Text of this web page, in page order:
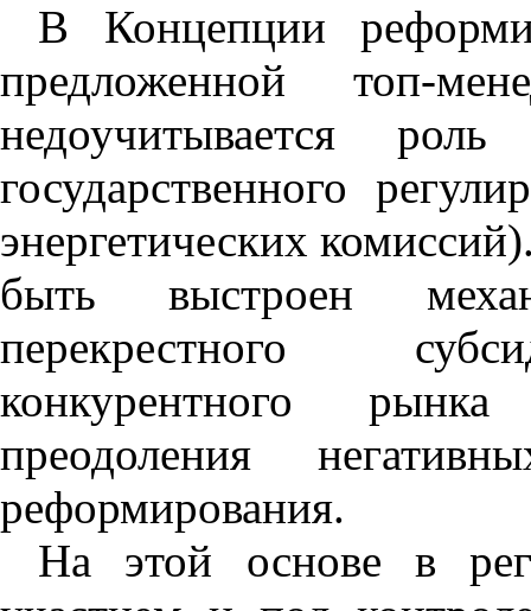
В Концепции
предложенной топ-
недоучитывается
государственного
энергетических
быть выстроен
перекрестного
конкурентного
преодоления
реформирования.
На этой основе в